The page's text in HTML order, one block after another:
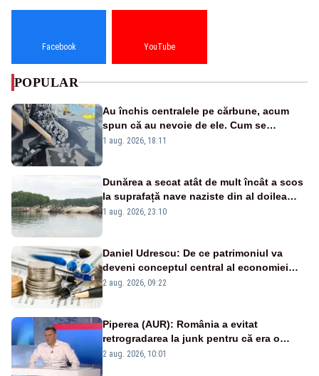
Facebook YouTube
POPULAR
Au închis centralele pe cărbune, acum
spun că au nevoie de ele. Cum se
pasează vina în plină criză energetică
1 aug. 2026, 18:11
Dunărea a secat atât de mult încât a scos
la suprafață nave naziste din al doilea
război mondial
1 aug. 2026, 23:10
Daniel Udrescu: De ce patrimoniul va
deveni conceptul central al economiei
viitoare?
2 aug. 2026, 09:22
Piperea (AUR): România a evitat
retrogradarea la junk pentru că era o
catastrofă pentru bănci și fondurile de
2 aug. 2026, 10:01